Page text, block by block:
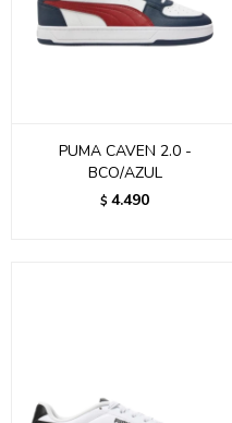
PUMA CAVEN 2.0 -
BCO/AZUL
$ 4.490